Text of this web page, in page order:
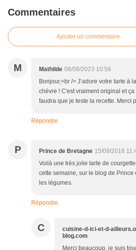
Commentaires
Ajouter un commentaire
M Mathilde 06/08/2023 10:56
Bonjour,<br /> J’adore votre tarte à
chèvre ! C'est vraiment original et ça
faudra que je teste la recette. Merci
Répondre
P Prince de Bretagne 15/09/2016
Voilà une très jolie tarte de
cette semaine, sur le blog de
les légumes.
Répondre
C
cuisine-d-ici-et-d-
blog.com
Merci beaucoup, je suis